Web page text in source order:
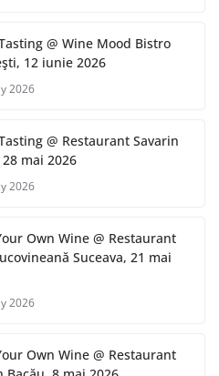
@ Wine Mood Bistro
12 iunie 2026
2026
@ Restaurant Savarin
28 mai 2026
2026
Own Wine @ Restaurant
Suceava, 21 mai
2026
Own Wine @ Restaurant